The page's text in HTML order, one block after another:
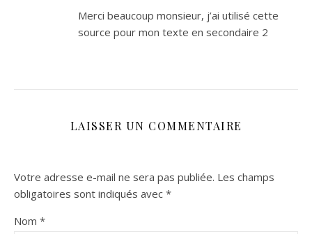
Merci beaucoup monsieur, j’ai utilisé cette
source pour mon texte en secondaire 2
LAISSER UN COMMENTAIRE
Votre adresse e-mail ne sera pas publiée. Les champs
obligatoires sont indiqués avec *
Nom *